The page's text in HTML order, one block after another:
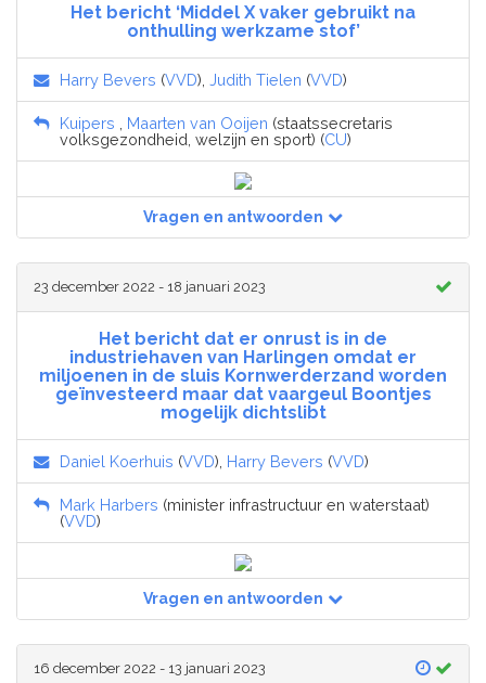
Het bericht ‘Middel X vaker gebruikt na
onthulling werkzame stof’
Harry Bevers (VVD), Judith Tielen (VVD)
Kuipers Maarten van Ooijen (staatssecretaris
volksgezondheid, welzijn en sport) (CU)
Vragen en antwoorden
23 december 2022 - 18 januari 2023
Het bericht dat er onrust is in de
industriehaven van Harlingen omdat er
miljoenen in de sluis Kornwerderzand worden
geïnvesteerd maar dat vaargeul Boontjes
mogelijk dichtslibt
Daniel Koerhuis (VVD), Harry Bevers (VVD)
Mark Harbers (minister infrastructuur en waterstaat)
(VVD)
Vragen en antwoorden
16 december 2022 - 13 januari 2023